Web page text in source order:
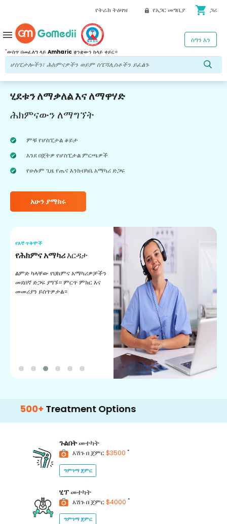
የትራክ ትዕዛዝ የአጋር መግቢያ shopping_cart ጋሪ
*ውስጥ በመፈለግ ላይ Amharic ቋንቋውን ከላይ ቀይር።
ስግን እን
menu
ሂደቱን ለማቃለል እና ለማዋሃድ
ሕክምናውን ለማግኘት
ምቹ የሆስፒታል ቆይታ
እንደ በጀትዎ የሆስፒታል ምርጫዎች
የሁሉም ጊዜ የጤና እንክብካቤ አማካሪ ድጋፍ
አሁን ያማክሩ
የእኛ ጥቅሞች
የሕክምና አማካሪእርዳታ
ልምድ ካላቸው የህክምና አማካሪዎቻችን
መደበኛ ድጋፍ ያግኙ። ምርጥ ምክር እና
መመሪያን ይሰጥዎታል።
Treatment Options
ጉልበትመተካት
እሽጉ በ ጀምር$3500 *
ግምገማ ጀምር
ሂፕመተካት
እሽጉ በ ጀምር$4000 *
ግምገማ ጀምር